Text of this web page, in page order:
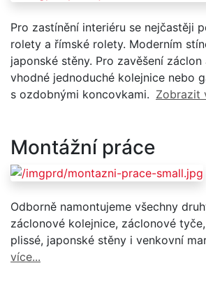
Pro zastínění interiéru se nejčastěji
rolety a římské rolety. Moderním
japonské stěny. Pro zavěšení záclon
vhodné jednoduché kolejnice nebo
s ozdobnými koncovkami. Zobrazit
Montážní práce
Odborně namontujeme všechny
záclonové kolejnice, záclonové
plissé, japonské stěny i venkovní
více...